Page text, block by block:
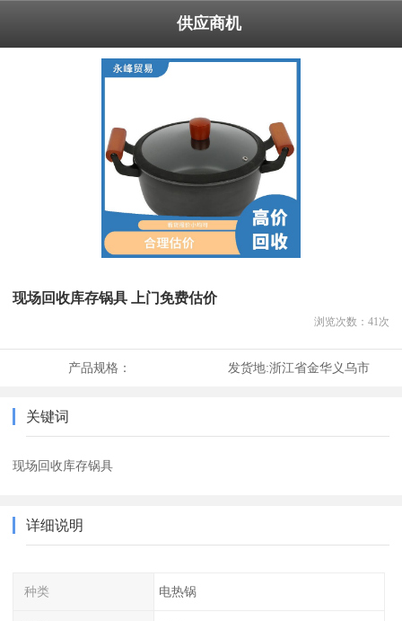
供应商机
现场回收库存锅具 上门免费估价
浏览次数： 41 次
产品规格： 发货地:浙江省金华义乌市
关键词
现场回收库存锅具
详细说明
种类 电热锅